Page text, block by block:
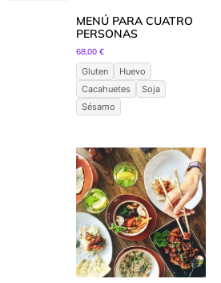
MENÚ PARA CUATRO
PERSONAS
68,00 €
Gluten
Huevo
Cacahuetes
Soja
Sésamo